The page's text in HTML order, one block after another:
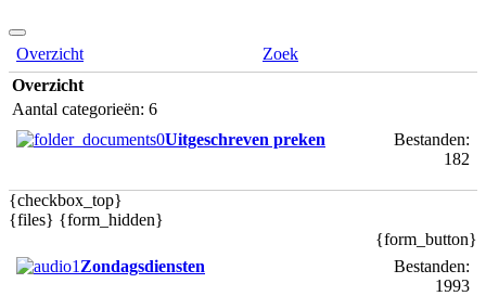
Overzicht
Zoek
Overzicht
Aantal categorieën: 6
Uitgeschreven preken
Bestanden:
182
{checkbox_top}
{files} {form_hidden}
{form_button}
Zondagsdiensten
Bestanden:
1993